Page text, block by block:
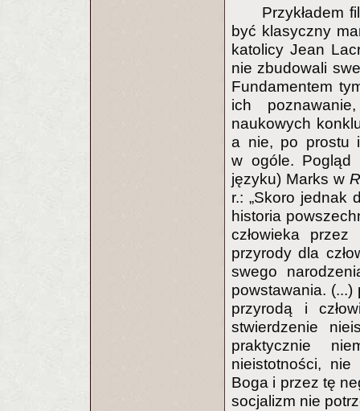
Przykładem
być klasyczny
katolicy Jean
nie zbudowali
Fundamentem
ich
naukowych
a nie, po prostu
w ogóle. Pogląd
języku) Marks w
r.: „Skoro jednak
historia
człowieka
przyrody dla
swego
powstawania.
przyrodą i
stwierdzenie
praktycznie
nieistotności,
Boga i przez tę
socjalizm nie